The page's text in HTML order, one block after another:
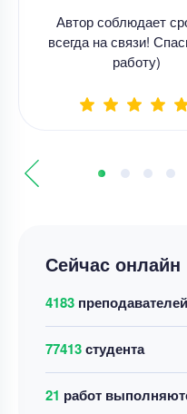
Сейчас онлайн
4183 преподавателей
77413студента
20 работ
Автор соблюдает
всегда на связи!
работу)